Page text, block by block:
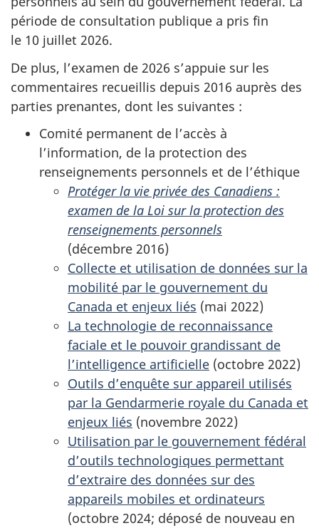
période de consultation publique a pris fin
le 10 juillet 2026.
De plus, l’examen de 2026 s’appuie sur les
commentaires recueillis depuis 2016 auprès des
parties prenantes, dont les suivantes :
Comité permanent de l’accès à
l’information, de la protection des
renseignements personnels et de l’éthique
Protéger la vie privée des Canadiens :
examen de la Loi sur la protection des
renseignements personnels
(décembre 2016)
Collecte et utilisation de données sur la
mobilité par le gouvernement du
Canada et enjeux liés (mai 2022)
La technologie de reconnaissance
faciale et le pouvoir grandissant de
l’intelligence artificielle (octobre 2022)
Outils d’enquête sur appareil utilisés
par la Gendarmerie royale du Canada et
enjeux liés (novembre 2022)
Utilisation par le gouvernement fédéral
d’outils technologiques permettant
d’extraire des données sur des
appareils mobiles et ordinateurs
(octobre 2024; déposé de nouveau en